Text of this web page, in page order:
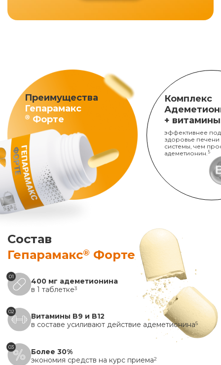
Преимущества
Гепарамакс
® Форте
Комплекс
+
эффективнее
здоровье печени
системы, чем
адеметионин. 5
Состав
Гепарамакс® Форте
01
400 мг адеметионина
в 1 таблетке3
02
Витамины B9 и B12
в составе усиливают действие адеметионина5
03
Более 30%
экономия средств на курс приема2